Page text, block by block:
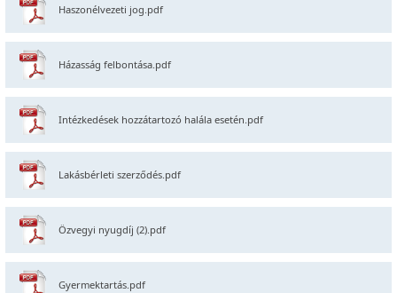
Haszonélvezeti jog.pdf
Házasság felbontása.pdf
Intézkedések hozzátartozó halála esetén.pdf
Lakásbérleti szerződés.pdf
Özvegyi nyugdíj (2).pdf
Gyermektartás.pdf